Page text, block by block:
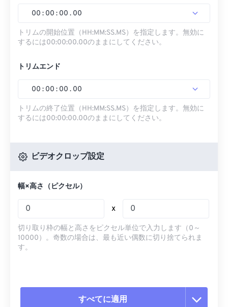
00 : 00 : 00 . 00
トリムの開始位置（HH:MM:SS.MS）を指定します。無効に
するには00:00:00.00のままにしてください。
トリムエンド
00 : 00 : 00 . 00
トリムの終了位置（HH:MM:SS.MS）を指定します。無効に
するには00:00:00.00のままにしてください。
ビデオクロップ設定
幅×高さ（ピクセル）
x
切り取り枠の幅と高さをピクセル単位で入力します（0～
10000）。奇数の場合は、最も近い偶数に切り捨てられま
す。
すべてに適用